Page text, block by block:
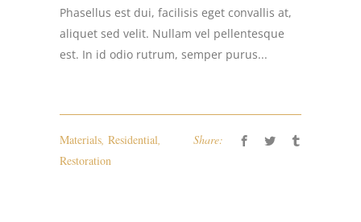
Phasellus est dui, facilisis eget convallis at,
aliquet sed velit. Nullam vel pellentesque
est. In id odio rutrum, semper purus...
Materials, Residential,
Restoration
Share: